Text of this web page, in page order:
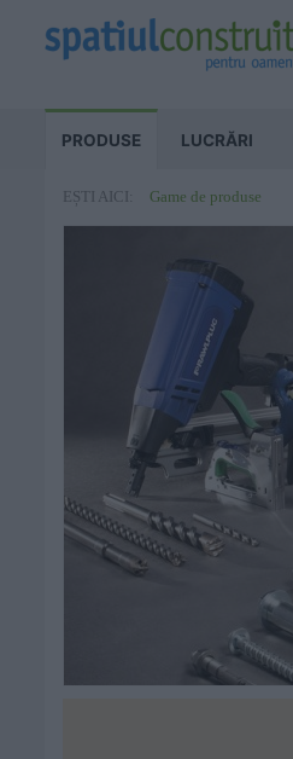
PRODUSE LUCRĂRI
EȘTI AICI: Game de produse